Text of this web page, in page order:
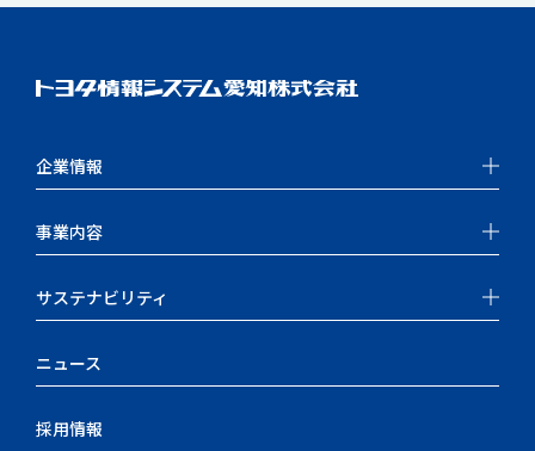
企業情報
事業内容
サステナビリティ
ニュース
採用情報